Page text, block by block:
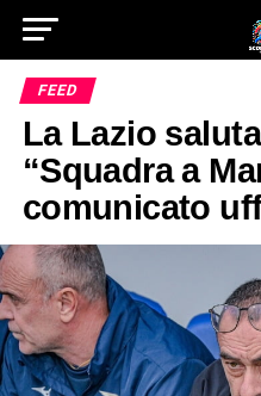
FEED
La Lazio
“Squadra a
comunicato